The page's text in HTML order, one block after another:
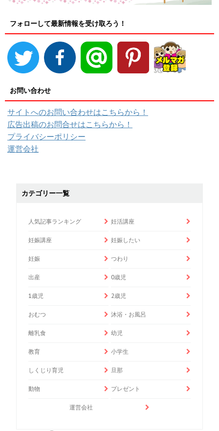
フォローして最新情報を受け取ろう！
お問い合わせ
サイトへのお問い合わせはこちらから！
広告出稿のお問合せはこちらから！
プライバシーポリシー
運営会社
カテゴリー一覧
人気記事ランキング 妊活講座
妊娠講座 妊娠したい
妊娠 つわり
出産 0歳児
1歳児 2歳児
おむつ 沐浴・お風呂
離乳食 幼児
教育 小学生
しくじり育児 旦那
動物 プレゼント
運営会社